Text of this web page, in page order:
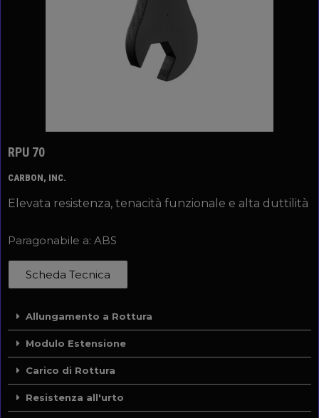
RPU 70
CARBON, INC.
Elevata resistenza, tenacità funzionale e alta duttilità
Paragonabile a: ABS
Scheda Tecnica
Allungamento a Rottura
Modulo Estensione
Carico di Rottura
Resistenza all'urto